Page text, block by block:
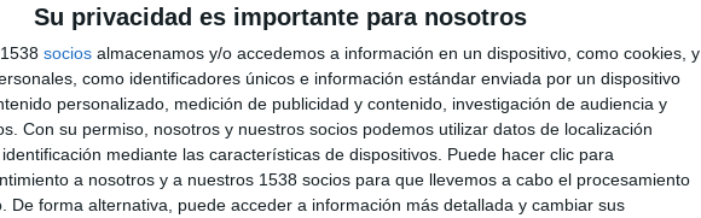
Su privacidad es importante para nosotros
socios almacenamos y/o accedemos a información en un dispositivo, como cookies, y
como identificadores únicos e información estándar enviada por un dispositivo
personalizado, medición de publicidad y contenido, investigación de audiencia y
Con su permiso, nosotros y nuestros socios podemos utilizar datos de localización
mediante las características de dispositivos. Puede hacer clic para
a nosotros y a nuestros 1538 socios para que llevemos a cabo el procesamiento
De forma alternativa, puede acceder a información más detallada y cambiar sus
difícil accés i està a mig camí de
trobar el cotxe de la parella. Algú
lo daltabaix i fer-lo desaparèixer
investigadors van creure que
haver alguna persona